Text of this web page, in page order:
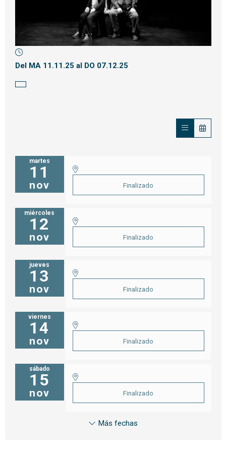
Diapositiva 1 de 1
Del MA 11.11.25al DO 07.12.25
martes
11
nov Finalizado
miércoles
12
nov Finalizado
jueves
13
nov Finalizado
viernes
14
nov Finalizado
sábado
15
nov Finalizado
Más fechas